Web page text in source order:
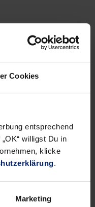
Cookies
entsprechend
willigst Du in
klicke
.
Marketing